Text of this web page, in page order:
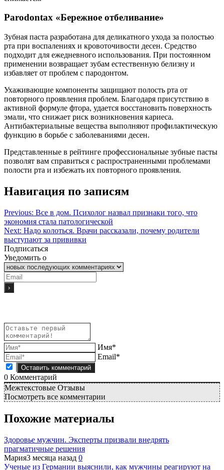
Parodontax «Бережное отбеливание»
Зубная паста разработана для деликатного ухода за полостью
рта при воспалениях и кровоточивости десен. Средство
подходит для ежедневного использования. При постоянном
применении возвращает зубам естественную белизну и
избавляет от проблем с пародонтом.
Ухаживающие компоненты защищают полость рта от
повторного проявления проблем. Благодаря присутствию в
активной формуле фтора, удается восстановить поверхность
эмали, что снижает риск возникновения кариеса.
Антибактериальные вещества выполняют профилактическую
функцию в борьбе с заболеваниями десен.
Представленные в рейтинге профессиональные зубные пасты
позволят вам справиться с распространенными проблемами
полости рта и избежать их повторного проявления.
Навигация по записям
Previous: Все в дом. Психолог назвал признаки того, что
экономия стала патологической
Next: Надо колоться. Врачи рассказали, почему родители
выступают за прививки
Подписаться
Уведомить о
Имя*
Email*
0 Комментарий
Межтекстовые Отзывы
Посмотреть все комментарии
Похожие материалы
Здоровье мужчин. Эксперты призвали внедрять
прагматичные решения
Мария3 месяца назад 0
Ученые из Германии выяснили, как мужчины реагируют на